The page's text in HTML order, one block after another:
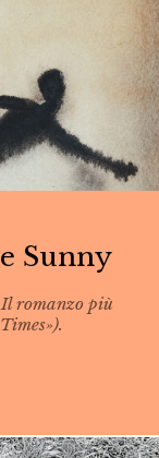
Sunny
Il romanzo più